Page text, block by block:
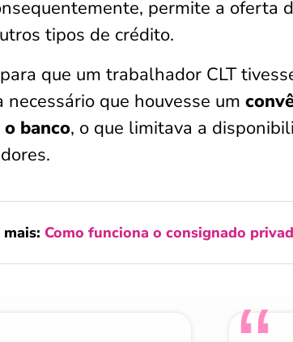
permite a oferta
tipos de crédito.
que um trabalhador CLT
necessário que houvesse um
banco, o que limitava a
mais: Como funciona o consignado